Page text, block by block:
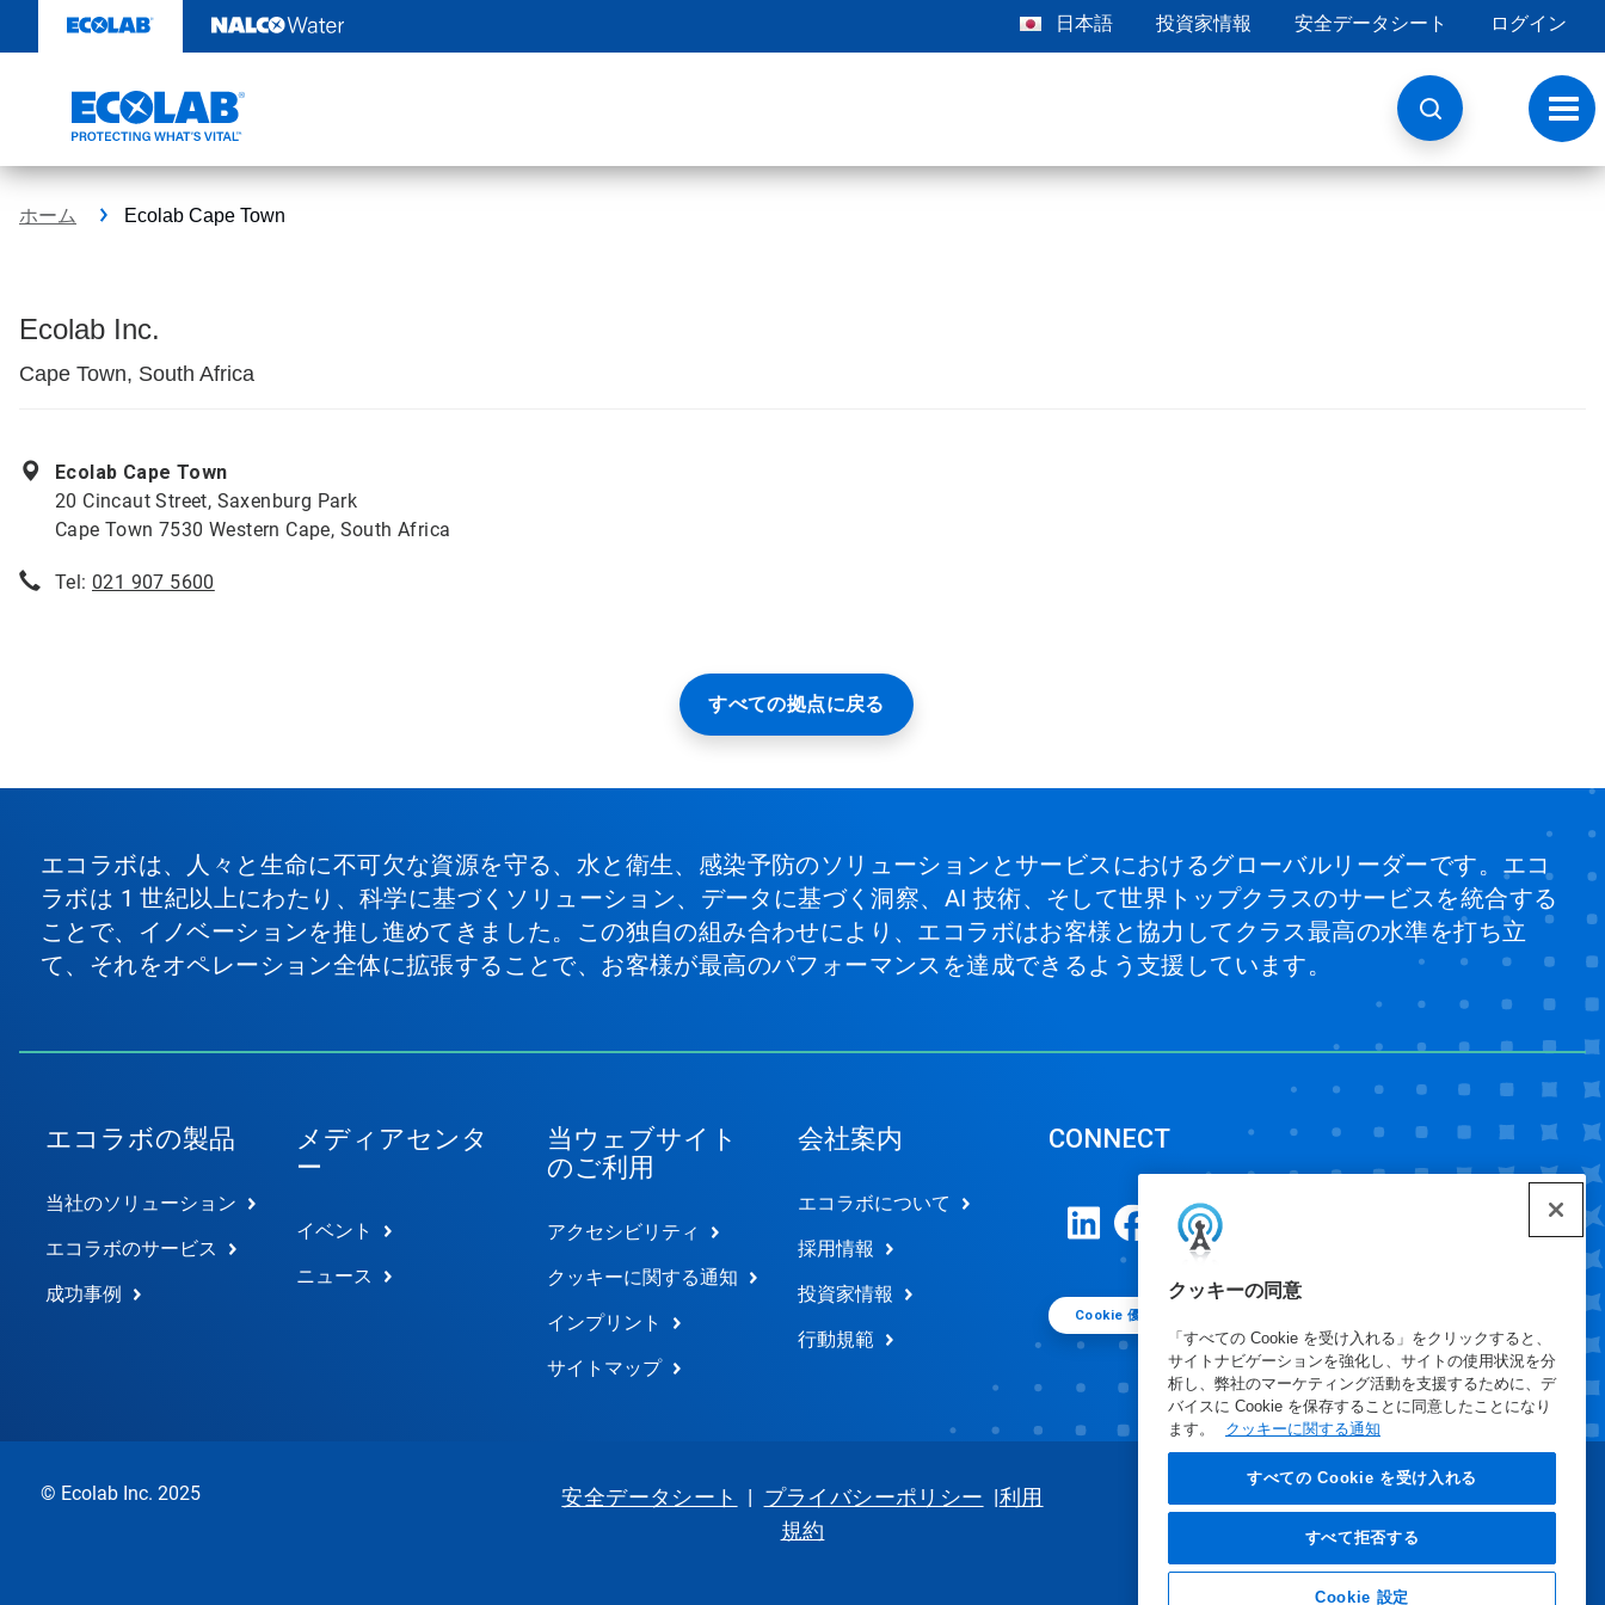
テ
る
クッキーの同意
「すべての Cookie を受け入れる」をクリックすると、
サイトナビゲーションを強化し、サイトの使用状況を分
析し、弊社のマーケティング活動を支援するために、デ
バイスに Cookie を保存することに同意したことになり
ます。
クッキーに関する通知
すべての Cookie を受け入れる
すべて拒否する
Cookie 設定
日本語 投資家情報 安全データシート ログイン
ト
グ
ル
ナ
ホーム Ecolab Cape Town
Ecolab Inc.
Cape Town, South Africa
Ecolab Cape Town
20 Cincaut Street, Saxenburg Park
Cape Town 7530 Western Cape, South Africa
Tel: 021 907 5600
すべての拠点に戻る
エコラボは、人々と生命に不可欠な資源を守る、水と衛生、感染予防のソリューションとサービスにおけるグローバルリーダーです。エコ
ラボは 1 世紀以上にわたり、科学に基づくソリューション、データに基づく洞察、AI 技術、そして世界トップクラスのサービスを統合する
ことで、イノベーションを推し進めてきました。この独自の組み合わせにより、エコラボはお客様と協力してクラス最高の水準を打ち立
て、それをオペレーション全体に拡張することで、お客様が最高のパフォーマンスを達成できるよう支援しています。
エコラボの製品
当社のソリューション
エコラボのサービス
成功事例
メディアセンタ
ー
イベント
ニュース
当ウェブサイト
のご利用
アクセシビリティ
クッキーに関する通知
インプリント
サイトマップ
会社案内
エコラボについて
採用情報
投資家情報
行動規範
CONNECT
Cookie 優先設定
© Ecolab Inc. 2025 安全データシート | プライバシーポリシー |利用
規約